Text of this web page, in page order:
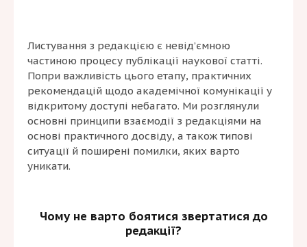
Листування з редакцією є невід’ємною
частиною процесу публікації наукової статті.
Попри важливість цього етапу, практичних
рекомендацій щодо академічної комунікації у
відкритому доступі небагато. Ми розглянули
основні принципи взаємодії з редакціями на
основі практичного досвіду, а також типові
ситуації й поширені помилки, яких варто
уникати.
Чому не варто боятися звертатися до
редакції?